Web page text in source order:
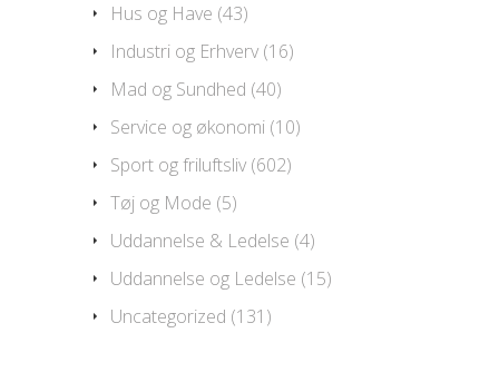
Hus og Have (43)
Industri og Erhverv (16)
Mad og Sundhed (40)
Service og økonomi (10)
Sport og friluftsliv (602)
Tøj og Mode (5)
Uddannelse & Ledelse (4)
Uddannelse og Ledelse (15)
Uncategorized (131)